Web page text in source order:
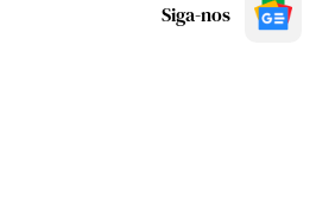
Siga-nos